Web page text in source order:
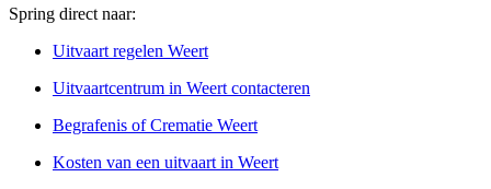
Spring direct naar:
Uitvaart regelen Weert
Uitvaartcentrum in Weert contacteren
Begrafenis of Crematie Weert
Kosten van een uitvaart in Weert